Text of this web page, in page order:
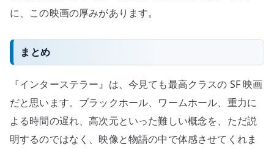
に、この映画の厚みがあります。
まとめ
『インターステラー』は、今見ても最高クラスの SF 映画
だと思います。ブラックホール、ワームホール、重力に
よる時間の遅れ、高次元といった難しい概念を、ただ説
明するのではなく、映像と物語の中で体感させてくれま